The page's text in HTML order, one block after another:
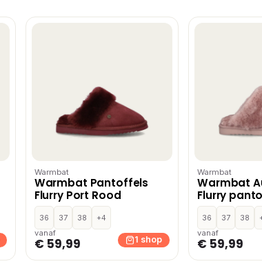
Warmbat
Warmbat Pantoffels
Flurry Port Rood
36 37 38
+4
vanaf
€ 59,99 1 shop
Warmbat
Warmbat
Flurry
36 37 38
vanaf
€ 59,99